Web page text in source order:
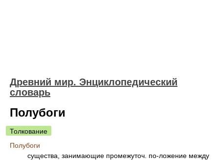
Древний мир. Энциклопедический
словарь
Полубоги
Толкование
Полубоги
существа, занимающие промежуточ. по-ложение между